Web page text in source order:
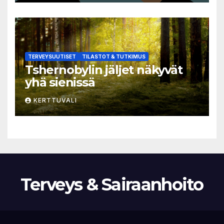
TERVEYSUUTISET TILASTOT & TUTKIMUS
Tshernobylin jäljet näkyvät
yhä sienissä
KERTTUVALI
Terveys & Sairaanhoito